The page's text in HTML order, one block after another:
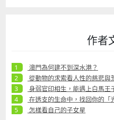
作者
澳門為何建不到深水港？
從動物的求索看人性的慈悲與
身弱官印相生，能遇上白馬王
在透支的生命中，找回你的「
怎樣看自己的子女星